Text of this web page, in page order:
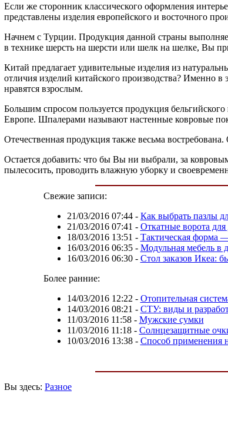
Если же сторонник классического оформления
представлены изделия европейского и восточного
Начнем с Турции. Продукция данной страны
в технике шерсть на шерсти или шелк на шелке, Вы
Китай предлагает удивительные изделия из
отличия изделий китайского производства? Именно
нравятся взрослым.
Большим спросом пользуется продукция
Европе. Шпалерами называют настенные ковровые
Отечественная продукция также весьма
Остается добавить: что бы Вы ни выбрали, за
пылесосить, проводить влажную уборку и
Свежие записи:
21/03/2016 07:44- Как выбрать пазлы
21/03/2016 07:41 - Откатные ворота для
18/03/2016 13:51 - Тактическая форма
16/03/2016 06:35- Модульная мебель в
16/03/2016 06:30- Стол заказов Икеа:
Более ранние:
14/03/2016 12:22 - Отопительная
14/03/2016 08:21 - СТУ: виды и
11/03/2016 11:58- Мужские сумки
11/03/2016 11:18- Солнцезащитные
10/03/2016 13:38- Способ применения
Вы здесь: Разное